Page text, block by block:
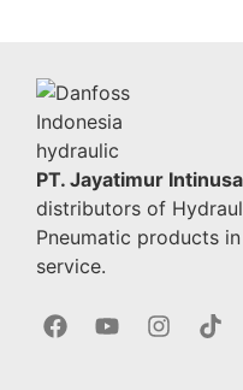
PT. Jayatimur
distributors of
Pneumatic products
service.